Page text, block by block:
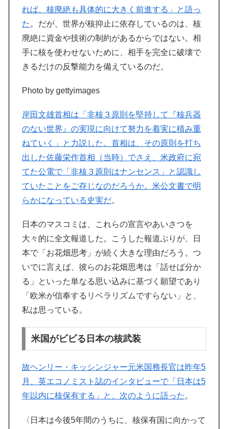
れば、核廃絶も具体的に大きく前進する」と語っ
た 。だが、世界が核抑止に依存しているのは、核
廃絶に資金や技術の制約があるからではない。相
手に核を使わせないために、相手を完全に破壊で
きるだけの反撃能力を備えているのだ。
Photo by gettyimages
岸田文雄首相は「非核３原則を堅持して『核兵器
のない世界』の実現に向けて努力を着実に積み重
ねていく」と力説した。首相は、その原則を打ち
出した佐藤栄作首相（当時）でさえ、米政府に宛
てた公電で「非核３原則はナンセンス」と認識し
ていたことをご存じなのだろうか。米公文書で明
らかになっている史実だ。
日本のマスコミは、これらの宣言やあいさつを
大々的に全文報道した。こうした報道ぶりが、日
本で「お花畑思考」が続く大きな理由だろう。つ
いでに言えば、彼らのお花畑思考は「話せば分か
る」といった単なる思い込みに基づく願望であり
「欧米が信奉するリベラリズムですらない」と、
私は思っている。
米国がビビる日本の核武装
故ヘンリー・キッシンジャー元米国務長官は昨年5
月、英エコノミスト誌のインタビューで「日本は5
年以内に核保有する」と、次のように語った。
〈日本は今後5年間のうちに、核保有国に向かって